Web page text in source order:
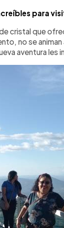
para
cristal que
no se
aventura les